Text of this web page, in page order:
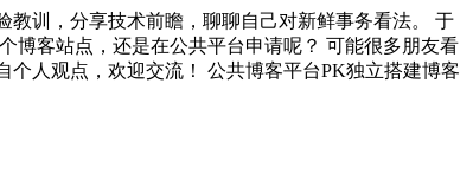
训，分享技术前瞻，聊聊自己对新鲜事务看法。 于
博客站点，还是在公共平台申请呢？ 可能很多朋友看
人观点，欢迎交流！ 公共博客平台PK独立搭建博客